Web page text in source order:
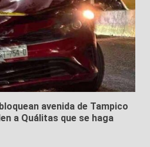
avenida de Tampico
a Quálitas que se haga